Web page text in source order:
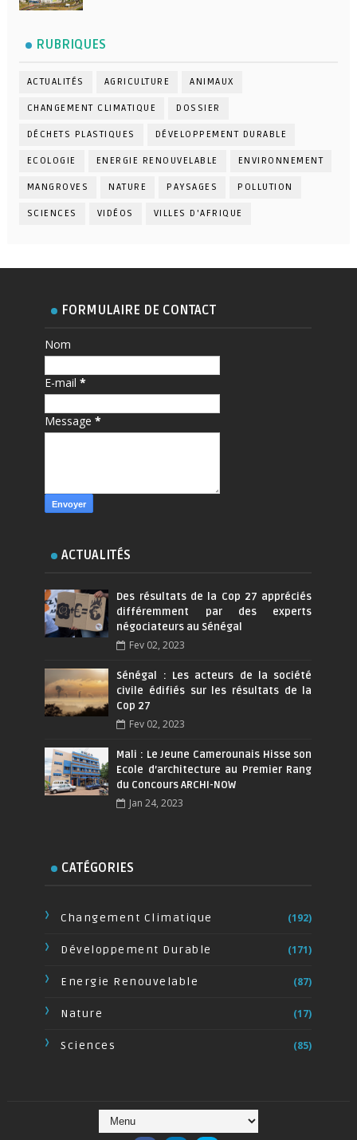
RUBRIQUES
ACTUALITÉS AGRICULTURE ANIMAUX
CHANGEMENT CLIMATIQUE DOSSIER
DÉCHETS PLASTIQUES DÉVELOPPEMENT DURABLE
ECOLOGIE ENERGIE RENOUVELABLE ENVIRONNEMENT
MANGROVES NATURE PAYSAGES POLLUTION
SCIENCES VIDÉOS VILLES D'AFRIQUE
FORMULAIRE DE CONTACT
Nom
E-mail*
Message*
ACTUALITÉS
Des résultats de la Cop 27 appréciés
différemment par des experts
négociateurs au Sénégal
Fev 02, 2023
Sénégal : Les acteurs de la société
civile édifiés sur les résultats de la
Cop 27
Fev 02, 2023
Mali : Le Jeune Camerounais Hisse son
Ecole d’architecture au Premier Rang
du Concours ARCHI-NOW
Jan 24, 2023
CATÉGORIES
Changement Climatique (192)
Développement Durable (171)
Energie Renouvelable (87)
Nature (17)
Sciences (85)